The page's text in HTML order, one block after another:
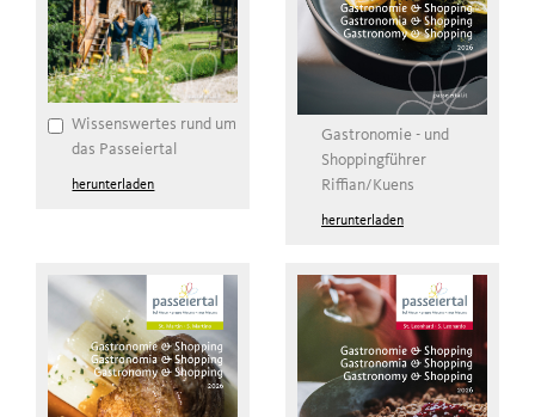
Wissenswertes rund um
das Passeiertal
herunterladen
Gastronomie - und
Shoppingführer
Riffian/Kuens
herunterladen